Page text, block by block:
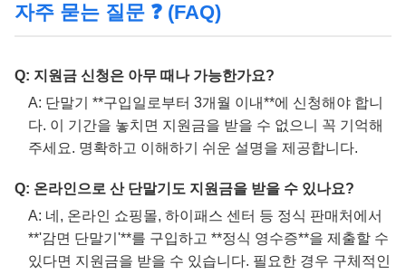
자주 묻는 질문 ❓ (FAQ)
Q: 지원금 신청은 아무 때나 가능한가요?
A: 단말기 **구입일로부터 3개월 이내**에 신청해야 합니
다. 이 기간을 놓치면 지원금을 받을 수 없으니 꼭 기억해
주세요. 명확하고 이해하기 쉬운 설명을 제공합니다.
Q: 온라인으로 산 단말기도 지원금을 받을 수 있나요?
A: 네, 온라인 쇼핑몰, 하이패스 센터 등 정식 판매처에서
**'감면 단말기'**를 구입하고 **정식 영수증**을 제출할 수
있다면 지원금을 받을 수 있습니다. 필요한 경우 구체적인